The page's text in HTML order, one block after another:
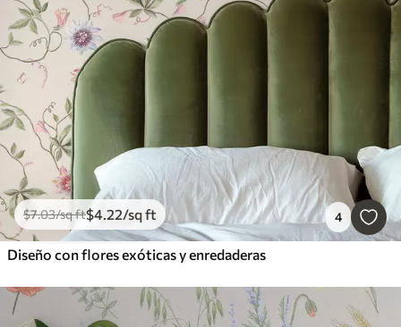
$7.03/sq ft$4.22/sq ft 4
Diseño con flores exóticas y enredaderas